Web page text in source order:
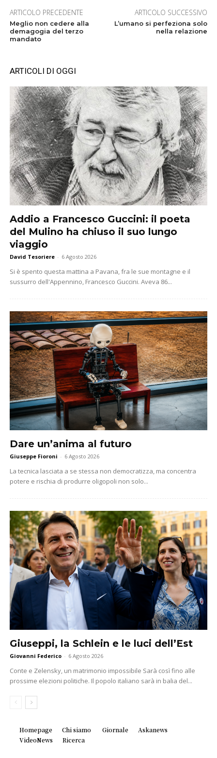
ARTICOLO PRECEDENTE
Meglio non cedere alla
demagogia del terzo
mandato
ARTICOLO SUCCESSIVO
L’umano si perfeziona solo
nella relazione
ARTICOLI DI OGGI
Addio a Francesco Guccini: il poeta
del Mulino ha chiuso il suo lungo
viaggio
David Tesoriere - 6 Agosto 2026
Si è spento questa mattina a Pavana, fra le sue montagne e il
sussurro dell'Appennino, Francesco Guccini. Aveva 86...
Dare un’anima al futuro
Giuseppe Fioroni - 6 Agosto 2026
La tecnica lasciata a se stessa non democratizza, ma concentra
potere e rischia di produrre oligopoli non solo...
Giuseppi, la Schlein e le luci dell’Est
Giovanni Federico - 6 Agosto 2026
Conte e Zelensky, un matrimonio impossibile Sarà così fino alle
prossime elezioni politiche. Il popolo italiano sarà in balia del...
Homepage Chi siamo Giornale
Askanews
VideoNews
Ricerca